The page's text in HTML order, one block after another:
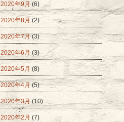
2020年9月 (6)
2020年8月 (2)
2020年7月(3)
2020年6月 (3)
2020年5月 (8)
2020年4月 (5)
2020年3月 (10)
2020年2月 (7)